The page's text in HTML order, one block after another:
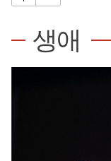
생애